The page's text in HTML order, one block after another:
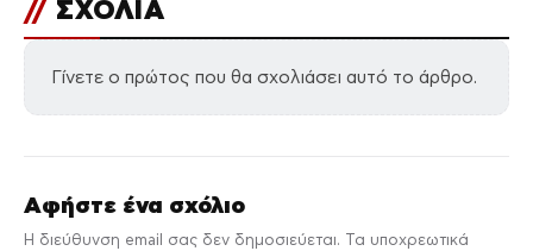
// ΣΧΟΛΙΑ
Γίνετε ο πρώτος που θα σχολιάσει αυτό το άρθρο.
Αφήστε ένα σχόλιο
Η διεύθυνση email σας δεν δημοσιεύεται. Τα υποχρεωτικά